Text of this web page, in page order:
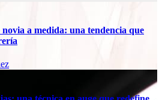
novia a medida: una tendencia que